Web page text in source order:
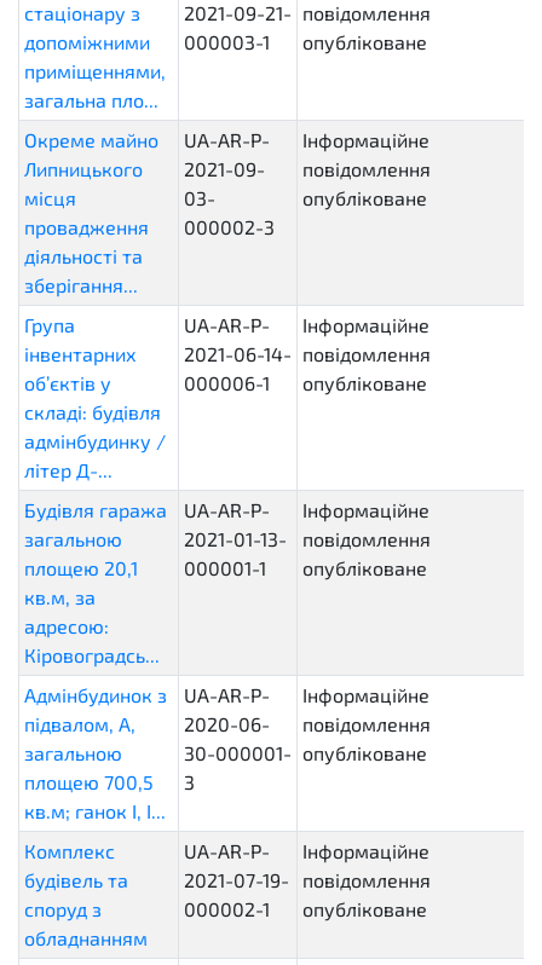
стаціонару з
допоміжними
приміщеннями,
загальна пло...
2021-09-21-
000003-1
повідомлення
опубліковане
Окреме майно
Липницького
місця
провадження
діяльності та
зберігання...
UA-AR-P-
2021-09-
03-
000002-3
Інформаційне
повідомлення
опубліковане
Група
інвентарних
об’єктів у
складі: будівля
адмінбудинку /
літер Д-...
UA-AR-P-
2021-06-14-
000006-1
Інформаційне
повідомлення
опубліковане
Будівля гаража
загальною
площею 20,1
кв.м, за
адресою:
Кіровоградсь...
UA-AR-P-
2021-01-13-
000001-1
Інформаційне
повідомлення
опубліковане
Адмінбудинок з
підвалом, А,
загальною
площею 700,5
кв.м; ганок І, І...
UA-AR-P-
2020-06-
30-000001-
3
Інформаційне
повідомлення
опубліковане
Комплекс
будівель та
споруд з
обладнанням
UA-AR-P-
2021-07-19-
000002-1
Інформаційне
повідомлення
опубліковане